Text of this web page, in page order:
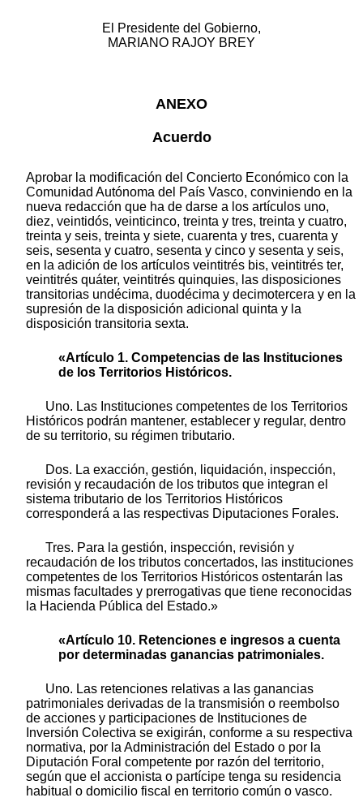
El Presidente del Gobierno,
MARIANO RAJOY BREY
ANEXO
Acuerdo
Aprobar la modificación del Concierto Económico con la
Comunidad Autónoma del País Vasco, conviniendo en la
nueva redacción que ha de darse a los artículos uno,
diez, veintidós, veinticinco, treinta y tres, treinta y cuatro,
treinta y seis, treinta y siete, cuarenta y tres, cuarenta y
seis, sesenta y cuatro, sesenta y cinco y sesenta y seis,
en la adición de los artículos veintitrés bis, veintitrés ter,
veintitrés quáter, veintitrés quinquies, las disposiciones
transitorias undécima, duodécima y decimotercera y en la
supresión de la disposición adicional quinta y la
disposición transitoria sexta.
«Artículo 1. Competencias de las Instituciones
de los Territorios Históricos.
Uno. Las Instituciones competentes de los Territorios
Históricos podrán mantener, establecer y regular, dentro
de su territorio, su régimen tributario.
Dos. La exacción, gestión, liquidación, inspección,
revisión y recaudación de los tributos que integran el
sistema tributario de los Territorios Históricos
corresponderá a las respectivas Diputaciones Forales.
Tres. Para la gestión, inspección, revisión y
recaudación de los tributos concertados, las instituciones
competentes de los Territorios Históricos ostentarán las
mismas facultades y prerrogativas que tiene reconocidas
la Hacienda Pública del Estado.»
«Artículo 10. Retenciones e ingresos a cuenta
por determinadas ganancias patrimoniales.
Uno. Las retenciones relativas a las ganancias
patrimoniales derivadas de la transmisión o reembolso
de acciones y participaciones de Instituciones de
Inversión Colectiva se exigirán, conforme a su respectiva
normativa, por la Administración del Estado o por la
Diputación Foral competente por razón del territorio,
según que el accionista o partícipe tenga su residencia
habitual o domicilio fiscal en territorio común o vasco.